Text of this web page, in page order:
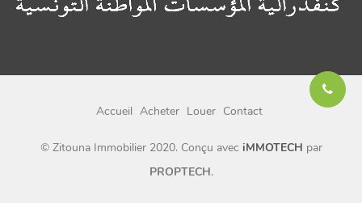
Accueil Acheter Louer Contact
© Zitouna Immobilier 2020. Conçu avec iMMOTECH par
PROPTECH.